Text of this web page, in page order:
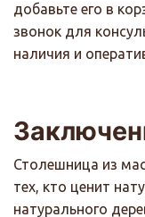
добавьте его в
звонок для
наличия и
Столешница из
тех, кто ценит
натурального